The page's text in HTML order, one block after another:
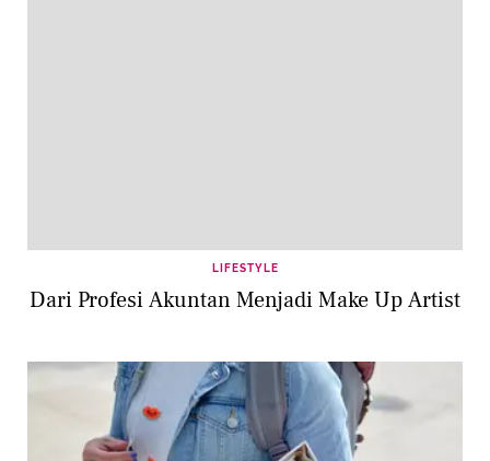
LIFESTYLE
Dari Profesi Akuntan Menjadi Make Up Artist